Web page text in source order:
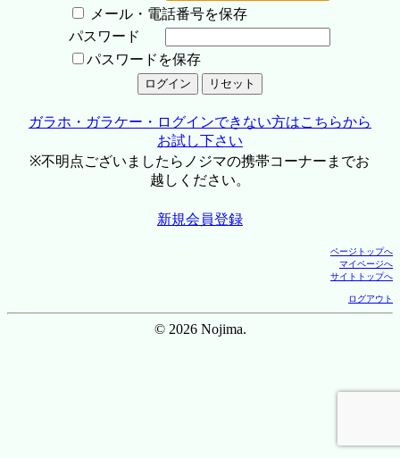
メール・電話番号を保存
パスワード
パスワードを保存
ガラホ・ガラケー・ログインできない方はこちらから
お試し下さい
※不明点ございましたらノジマの携帯コーナーまでお
越しください。
新規会員登録
ページトップへ
マイページへ
サイトトップへ
ログアウト
© 2026 Nojima.